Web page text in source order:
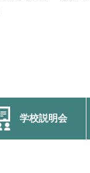
学校説明会